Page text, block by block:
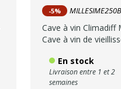
-5% MILLESIME250B
Cave à vin Climadiff
Cave à vin de
En stock
Livraison entre 1 et 2
semaines